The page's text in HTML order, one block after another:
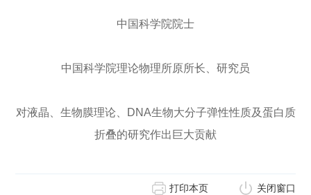
中国科学院院士
中国科学院理论物理所原所长、研究员
对液晶、生物膜理论、DNA生物大分子弹性性质及蛋白质
折叠的研究作出巨大贡献
打印本页 关闭窗口